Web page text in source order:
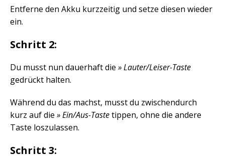
Entferne den Akku kurzzeitig und setze diesen wieder
ein.
Schritt 2:
Du musst nun dauerhaft die » Lauter/Leiser-Taste
gedrückt halten.
Während du das machst, musst du zwischendurch
kurz auf die » Ein/Aus-Tastetippen, ohne die andere
Taste loszulassen.
Schritt 3: